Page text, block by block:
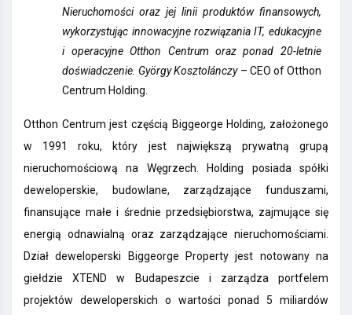
Nieruchomości oraz jej linii produktów finansowych,
wykorzystując innowacyjne rozwiązania IT, edukacyjne
i operacyjne Otthon Centrum oraz ponad 20-letnie
doświadczenie. György Kosztolánczy– CEO of Otthon
Centrum Holding.
Otthon Centrum jest częścią Biggeorge Holding, założonego
w 1991 roku, który jest największą prywatną grupą
nieruchomościową na Węgrzech. Holding posiada spółki
deweloperskie, budowlane, zarządzające funduszami,
finansujące małe i średnie przedsiębiorstwa, zajmujące się
energią odnawialną oraz zarządzające nieruchomościami.
Dział deweloperski Biggeorge Property jest notowany na
giełdzie XTEND w Budapeszcie i zarządza portfelem
projektów deweloperskich o wartości ponad 5 miliardów